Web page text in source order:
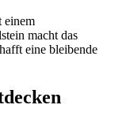
einem
macht das
eine bleibende